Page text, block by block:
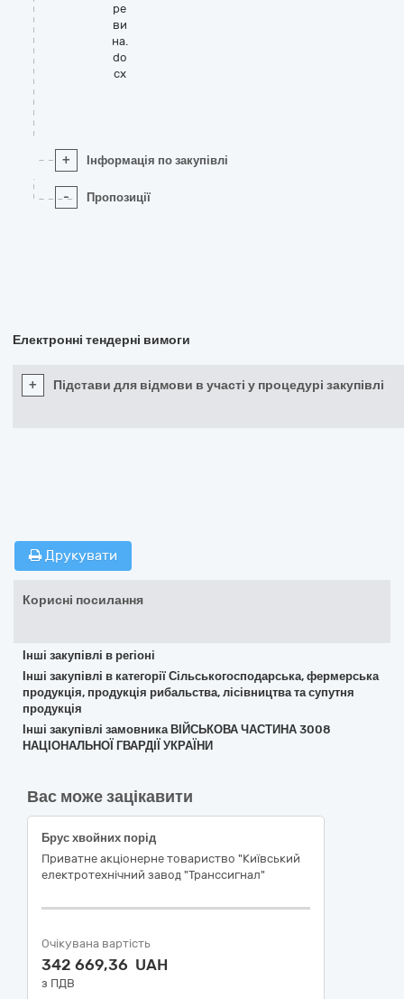
ре
ви
на.
do
cx
+ Інформація по закупівлі
- Пропозиції
Електронні тендерні вимоги
+ Підстави для відмови в участі у процедурі закупівлі
Друкувати
Корисні посилання
Інші закупівлі в регіоні
Інші закупівлі в категорії Сільськогосподарська, фермерська
продукція, продукція рибальства, лісівництва та супутня
продукція
Інші закупівлі замовника ВІЙСЬКОВА ЧАСТИНА 3008
НАЦІОНАЛЬНОЇ ГВАРДІЇ УКРАЇНИ
Вас може зацікавити
Брус хвойних порід
Приватне акціонерне товариство "Київський
електротехнічний завод "Транссигнал"
Очікувана вартість
342 669,36 UAH
з ПДВ